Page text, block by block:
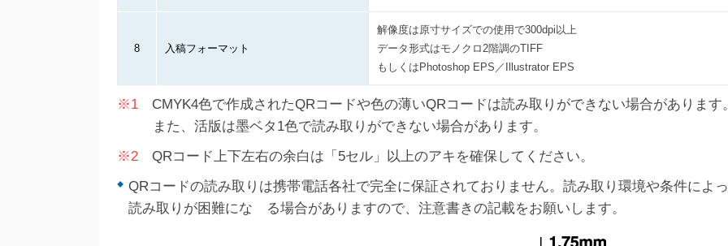
8 入稿フォーマット
解像度は原寸サイズでの使用で300dpi以上
データ形式はモノクロ2階調のTIFF
もしくはPhotoshop EPS／Illustrator EPS
※1 CMYK4色で作成されたQRコードや色の薄いQRコードは読み取りができない場合があります
また、活版は墨ベタ1色で読み取りができない場合があります。
※2 QRコード上下左右の余白は「5セル」以上のアキを確保してください。
QRコードの読み取りは携帯電話各社で完全に保証されておりません。読み取り環境や条件によ
読み取りが困難にな る場合がありますので、注意書きの記載をお願いします。